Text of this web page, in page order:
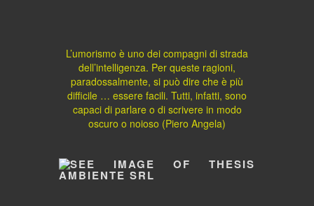
L’umorismo è uno dei compagni di strada
dell’intelligenza. Per queste ragioni,
paradossalmente, si può dire che è più
difficile … essere facili. Tutti, infatti, sono
capaci di parlare o di scrivere in modo
oscuro o noioso (Piero Angela)